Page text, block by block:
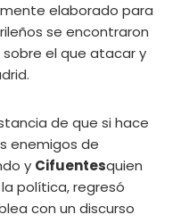
elaborado para
se encontraron
el que atacar y
de que si hace
enemigos de
y Cifuentesquien
política, regresó
con un discurso